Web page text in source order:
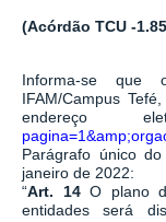
(Acórdão TCU -
Informa-se que
IFAM/Campus
endereço
Parágrafo único
janeiro de 2022:
“Art. 14O plano
entidades será